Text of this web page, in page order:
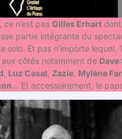
ce n’est pas Gilles Erhart
partie intégrante du
solo. Et pas n’importe lequel.
aux côtés notamment de Dave
, Luz Casal, Zazie, Mylène
… Et accessoirement, le